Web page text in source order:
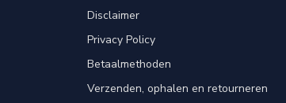
Disclaimer
Privacy Policy
Betaalmethoden
Verzenden, ophalen en retourneren